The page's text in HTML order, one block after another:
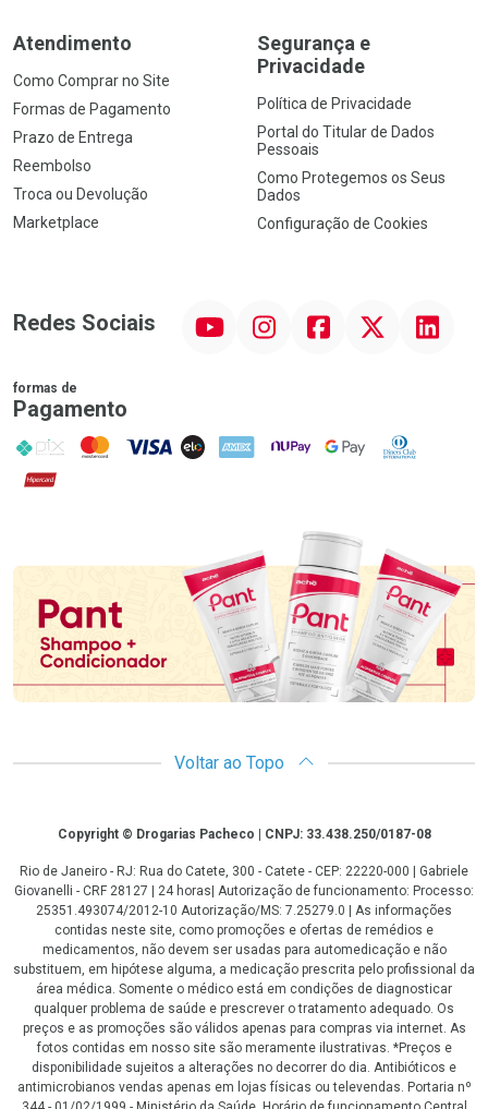
Atendimento
Como Comprar no Site
Formas de Pagamento
Prazo de Entrega
Reembolso
Troca ou Devolução
Marketplace
Segurança e
Privacidade
Política de Privacidade
Portal do Titular de Dados
Pessoais
Como Protegemos os Seus
Dados
Configuração de Cookies
Redes Sociais InstagramFacebook Linkedin
formas de
Pagamento
PIX MasterCard
VISA ELO AMEX NuPay Google PayDiners Club
Hipercard
Promoção em Destaque
Voltar ao Topo
CopyrightCopyright © Drogarias Pacheco | CNPJ: 33.438.250/0187-08
Rio de Janeiro - RJ: Rua do Catete, 300 - Catete - CEP: 22220-000 | Gabriele
Giovanelli - CRF 28127 | 24 horas| Autorização de funcionamento: Processo:
25351.493074/2012-10 Autorização/MS: 7.25279.0 | As informações
contidas neste site, como promoções e ofertas de remédios e
medicamentos, não devem ser usadas para automedicação e não
substituem, em hipótese alguma, a medicação prescrita pelo profissional da
área médica. Somente o médico está em condições de diagnosticar
qualquer problema de saúde e prescrever o tratamento adequado. Os
preços e as promoções são válidos apenas para compras via internet. As
fotos contidas em nosso site são meramente ilustrativas. *Preços e
disponibilidade sujeitos a alterações no decorrer do dia. Antibióticos e
antimicrobianos vendas apenas em lojas físicas ou televendas. Portaria nº